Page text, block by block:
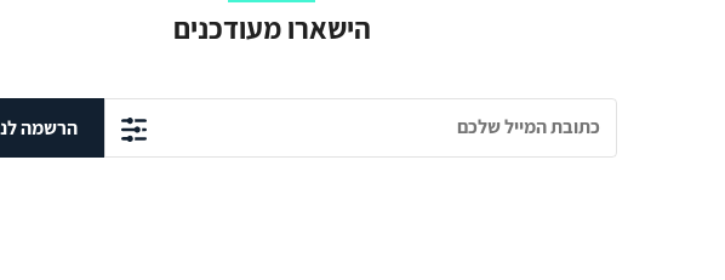
הישארו מעודכנים
הרשמה